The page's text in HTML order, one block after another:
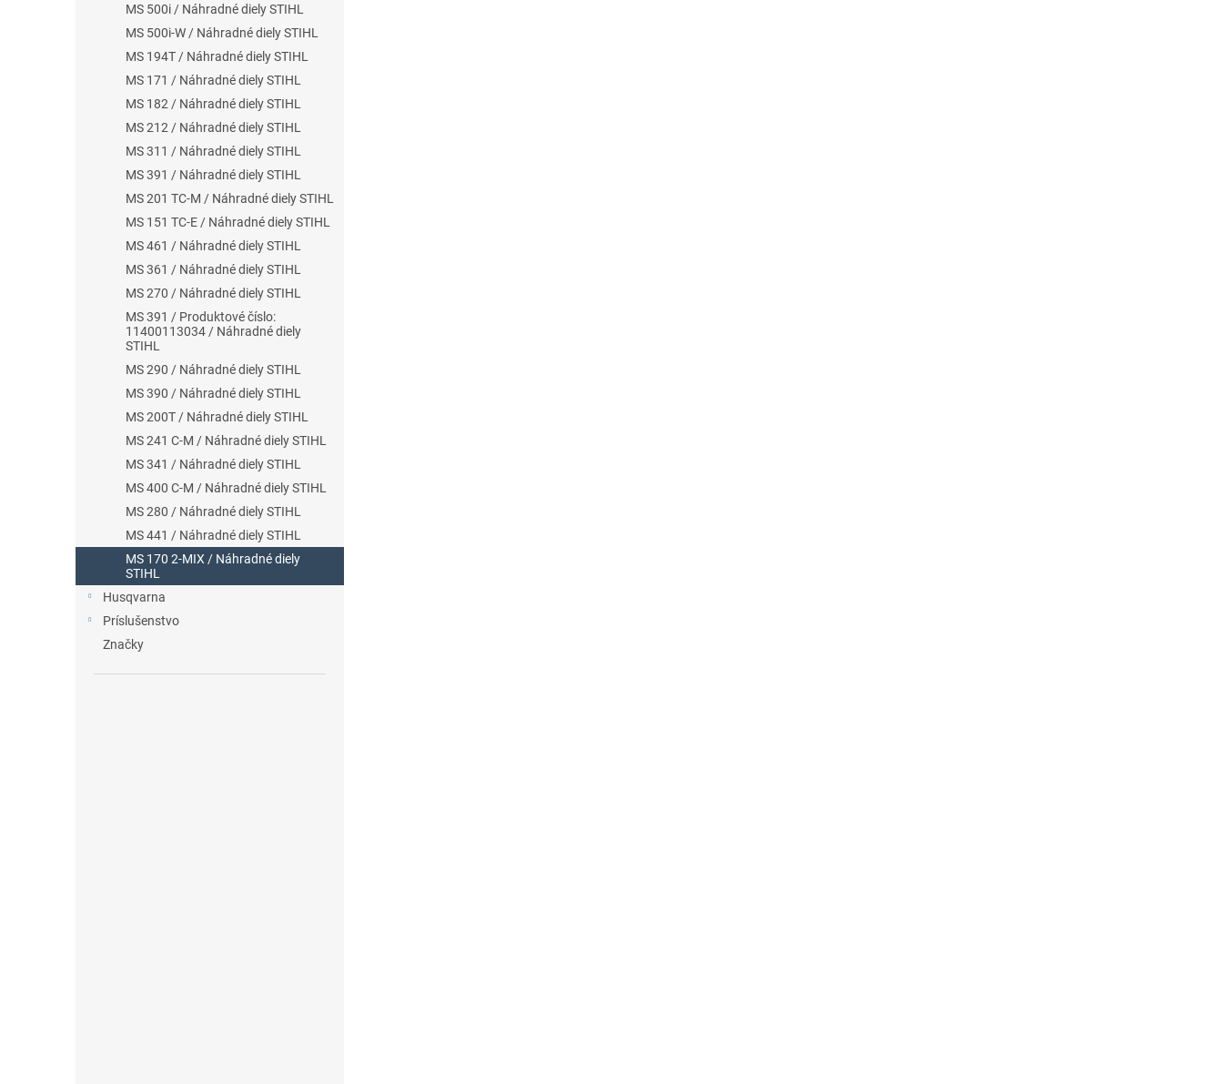
MS 500i / Náhradné diely STIHL
MS 500i-W / Náhradné diely STIHL
MS 194T / Náhradné diely STIHL
MS 171 / Náhradné diely STIHL
MS 182 / Náhradné diely STIHL
MS 212 / Náhradné diely STIHL
MS 311 / Náhradné diely STIHL
MS 391 / Náhradné diely STIHL
MS 201 TC-M / Náhradné diely STIHL
MS 151 TC-E / Náhradné diely STIHL
MS 461 / Náhradné diely STIHL
MS 361 / Náhradné diely STIHL
MS 270 / Náhradné diely STIHL
MS 391 / Produktové číslo:
11400113034 / Náhradné diely
STIHL
MS 290 / Náhradné diely STIHL
MS 390 / Náhradné diely STIHL
MS 200T / Náhradné diely STIHL
MS 241 C-M / Náhradné diely STIHL
MS 341 / Náhradné diely STIHL
MS 400 C-M / Náhradné diely STIHL
MS 280 / Náhradné diely STIHL
MS 441 / Náhradné diely STIHL
MS 170 2-MIX / Náhradné diely
STIHL
Husqvarna
Príslušenstvo
Značky